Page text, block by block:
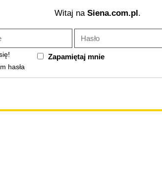
Witaj na Siena.com.pl.
hasła
Zapamiętaj mnie